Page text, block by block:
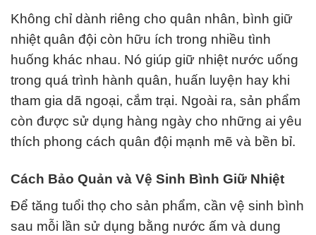
Không chỉ dành riêng cho quân nhân, bình giữ
nhiệt quân đội còn hữu ích trong nhiều tình
huống khác nhau. Nó giúp giữ nhiệt nước uống
trong quá trình hành quân, huấn luyện hay khi
tham gia dã ngoại, cắm trại. Ngoài ra, sản phẩm
còn được sử dụng hàng ngày cho những ai yêu
thích phong cách quân đội mạnh mẽ và bền bỉ.
Cách Bảo Quản và Vệ Sinh Bình Giữ Nhiệt
Để tăng tuổi thọ cho sản phẩm, cần vệ sinh bình
sau mỗi lần sử dụng bằng nước ấm và dung